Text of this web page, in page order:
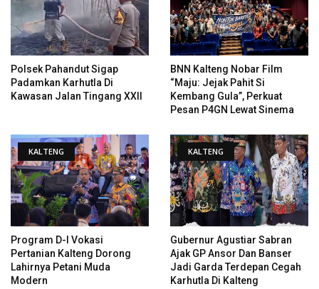
Polsek Pahandut Sigap
Padamkan Karhutla Di
Kawasan Jalan Tingang XXII
BNN Kalteng Nobar Film
“Maju: Jejak Pahit Si
Kembang Gula”, Perkuat
Pesan P4GN Lewat Sinema
KALTENG
Program D-I Vokasi
Pertanian Kalteng Dorong
Lahirnya Petani Muda
Modern
KALTENG
Gubernur Agustiar Sabran
Ajak GP Ansor Dan Banser
Jadi Garda Terdepan Cegah
Karhutla Di Kalteng